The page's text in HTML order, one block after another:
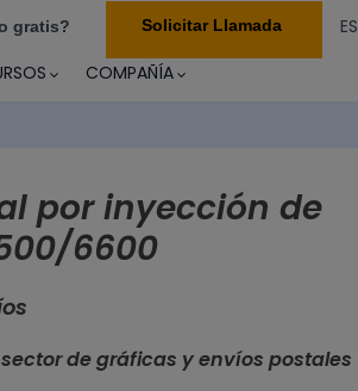
gratis? Solicitar Llamada
ES
COMPAÑÍA
por inyección de
6600
de gráficas y envíos postales